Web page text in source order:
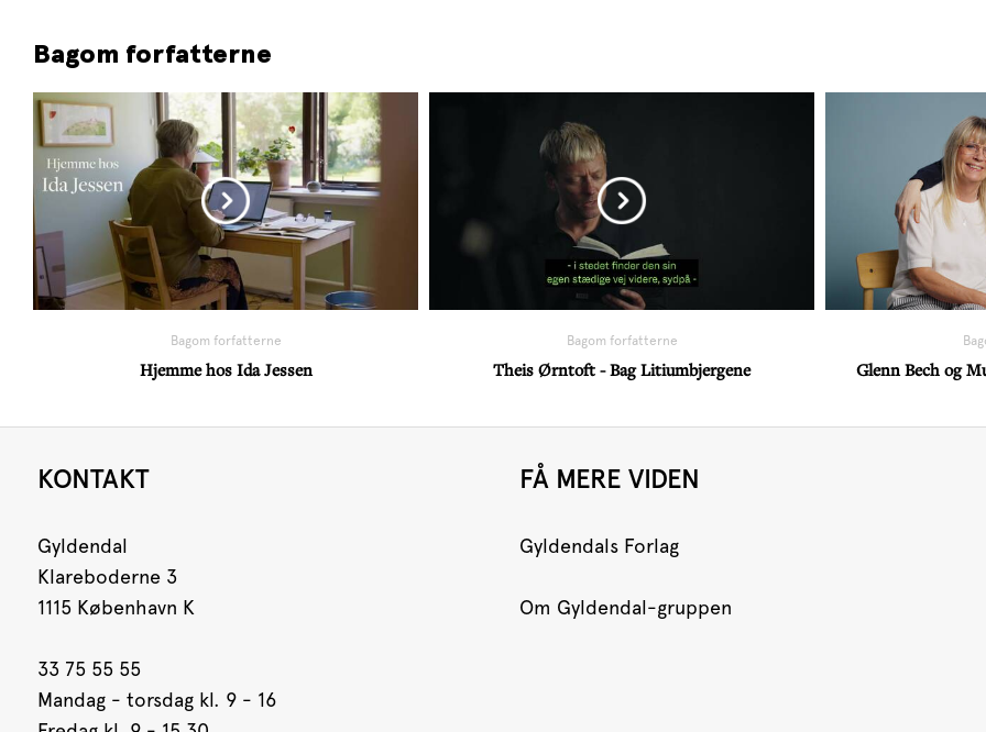
Bagom forfatterne
Bagom forfatterne
Hjemme hos Ida Jessen
Bagom forfatterne
Theis Ørntoft - Bag Litiumbjergene Glenn Bech og
FÅ MERE VIDEN
Gyldendals Forlag
Om Gyldendal-gruppen
KONTAKT
Gyldendal
Klareboderne 3
1115 København K
33 75 55 55
Mandag - torsdag kl. 9 - 16